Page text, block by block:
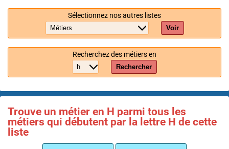
Sélectionnez nos autres listes
Voir
Recherchez des métiers en
Rechercher
Trouve un métier en H parmi tous les
métiers qui débutent par la lettre H de cette
liste